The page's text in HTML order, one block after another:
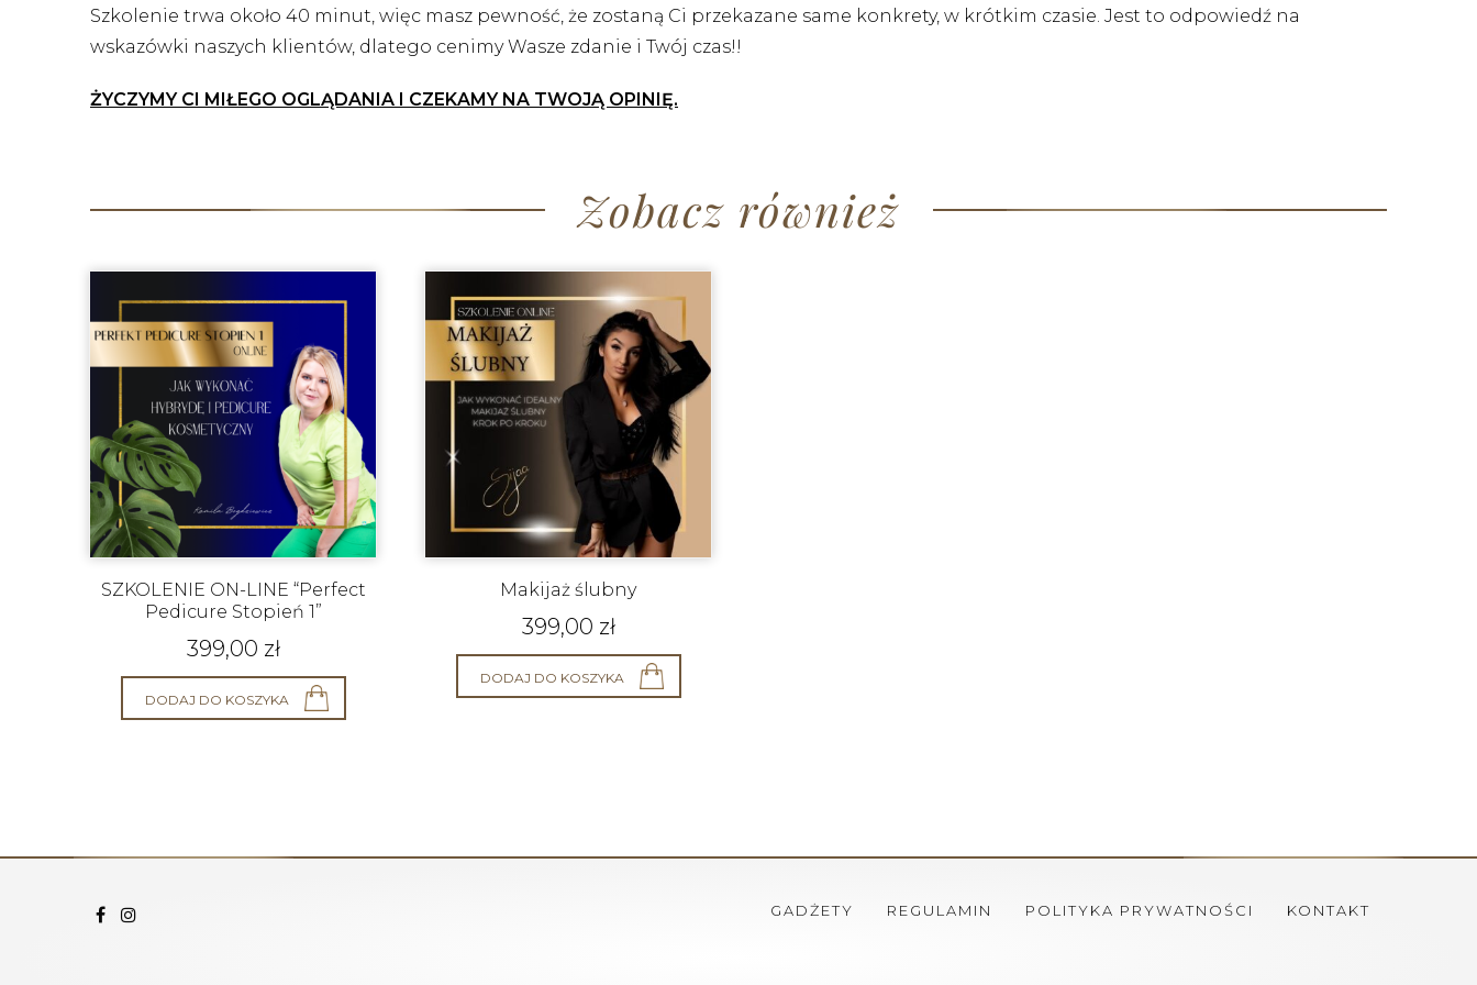
Szkolenie trwa około 40 minut, więc masz pewność, że zostaną Ci przekazane same konkrety, w krótkim czasie. Jest to odpowiedź na
wskazówki naszych klientów, dlatego cenimy Wasze zdanie i Twój czas!!
ŻYCZYMY CI MIŁEGO OGLĄDANIA I CZEKAMY NA TWOJĄ OPINIĘ.
Zobacz również
SZKOLENIE ON-LINE “Perfect
Pedicure Stopień 1”
399,00 zł
DODAJ DO KOSZYKA
Makijaż ślubny
399,00 zł
DODAJ DO KOSZYKA
GADŻETY REGULAMIN POLITYKA PRYWATNOŚCI KONTAKT